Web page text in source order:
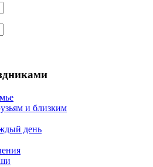
и близким
день